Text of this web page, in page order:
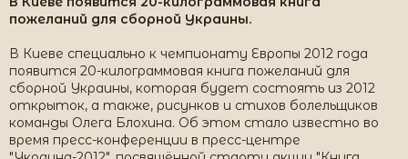
пожеланий для сборной Украины.
В Киеве специально к чемпионату Европы 2012 года
появится 20-килограммовая книга пожеланий для
сборной Украины, которая будет состоять из 2012
открыток, а также, рисунков и стихов болельщиков
команды Олега Блохина. Об этом стало известно во
время пресс-конференции в пресс-центре